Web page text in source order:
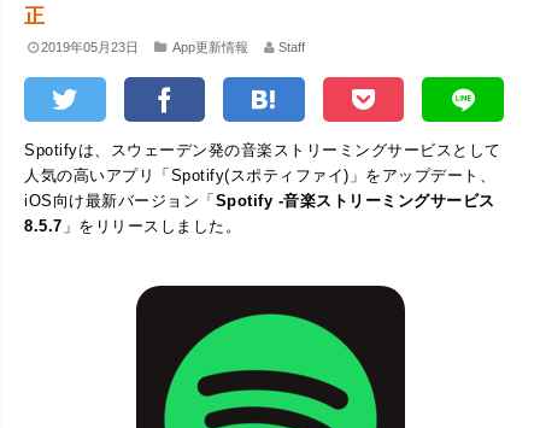
正
2019年05月23日 App更新情報 Staff
Spotifyは、スウェーデン発の音楽ストリーミングサービスとして
人気の高いアプリ「Spotify(スポティファイ)」をアップデート、
iOS向け最新バージョン「Spotify -音楽ストリーミングサービス
8.5.7 」をリリースしました。